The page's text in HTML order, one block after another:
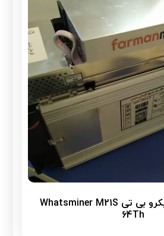
دستگاه ماینر میکرو بی تی Whatsminer M21S
64Th